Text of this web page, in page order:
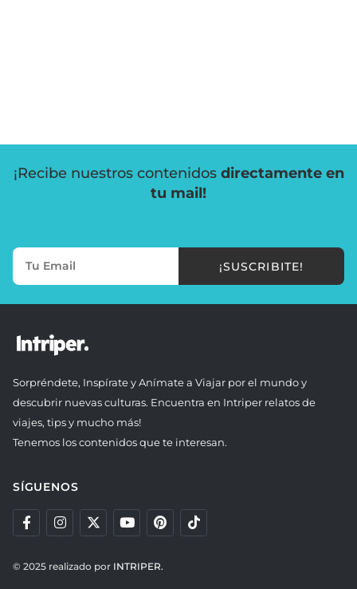
¡Recibe nuestros contenidos directamente en
tu mail!
¡SUSCRIBITE!
Sorpréndete, Inspírate y Anímate a Viajar por el mundo y
descubrir nuevas culturas. Encuentra en Intriper relatos de
viajes, tips y mucho más!
Tenemos los contenidos que te interesan.
SÍGUENOS
© 2025 realizado por INTRIPER.